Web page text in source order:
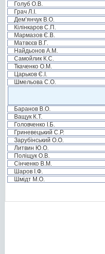
Голуб О.В.
Грач Л.І.
Дем’янчук В.О.
Кілінкаров С.П.
Мармазов Є.В.
Матвєєв В.Г.
Найдьонов А.М.
Самойлик К.С.
Ткаченко О.М.
Царьков Є.І.
Шмельова С.О.
Баранов В.О.
Ващук К.Т.
Головченко І.Б.
Гриневецький С.Р.
Зарубінський О.О.
Литвин Ю.О.
Поліщук О.В.
Сінченко В.М.
Шаров І.Ф.
Шмідт М.О.